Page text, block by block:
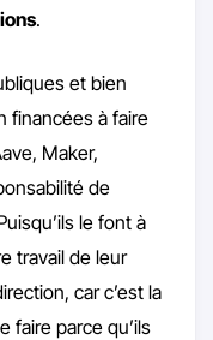
.
et bien
financées à faire
Maker,
de
le font à
travail de leur
car c’est la
faire parce qu’ils